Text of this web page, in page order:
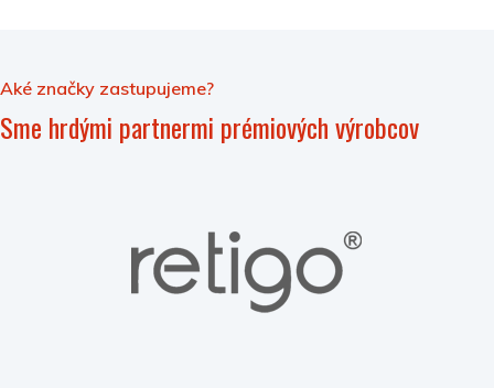
Aké značky zastupujeme?
Sme hrdými partnermi prémiových výrobcov